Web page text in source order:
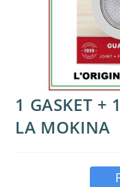
1 GASKET +
LA MOKINA